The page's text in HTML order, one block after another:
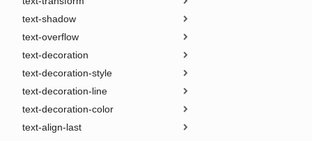
text-shadow
text-overflow
text-decoration
text-decoration-style
text-decoration-line
text-decoration-color
text-align-last